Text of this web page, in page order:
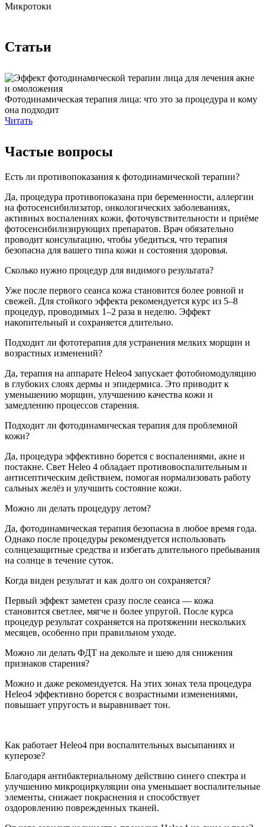
Микротоки
Статьи
Фотодинамическая терапия лица: что это за процедура и кому
она подходит
Читать
Частые вопросы
Есть ли противопоказания к фотодинамической терапии?
Да, процедура противопоказана при беременности, аллергии
на фотосенсибилизатор, онкологических заболеваниях,
активных воспалениях кожи, фоточувствительности и приёме
фотосенсибилизирующих препаратов. Врач обязательно
проводит консультацию, чтобы убедиться, что терапия
безопасна для вашего типа кожи и состояния здоровья.
Сколько нужно процедур для видимого результата?
Уже после первого сеанса кожа становится более ровной и
свежей. Для стойкого эффекта рекомендуется курс из 5–8
процедур, проводимых 1–2 раза в неделю. Эффект
накопительный и сохраняется длительно.
Подходит ли фототерапия для устранения мелких морщин и
возрастных изменений?
Да, терапия на аппарате Heleo4 запускает фотобиомодуляцию
в глубоких слоях дермы и эпидермиса. Это приводит к
уменьшению морщин, улучшению качества кожи и
замедлению процессов старения.
Подходит ли фотодинамическая терапия для проблемной
кожи?
Да, процедура эффективно борется с воспалениями, акне и
постакне. Свет Heleo 4 обладает противовоспалительным и
антисептическим действием, помогая нормализовать работу
сальных желёз и улучшить состояние кожи.
Можно ли делать процедуру летом?
Да, фотодинамическая терапия безопасна в любое время года.
Однако после процедуры рекомендуется использовать
солнцезащитные средства и избегать длительного пребывания
на солнце в течение суток.
Когда виден результат и как долго он сохраняется?
Первый эффект заметен сразу после сеанса — кожа
становится светлее, мягче и более упругой. После курса
процедур результат сохраняется на протяжении нескольких
месяцев, особенно при правильном уходе.
Можно ли делать ФДТ на декольте и шею для снижения
признаков старения?
Можно и даже рекомендуется. На этих зонах тела процедура
Heleo4 эффективно борется с возрастными изменениями,
повышает упругость и выравнивает тон.
Как работает Heleo4 при воспалительных высыпаниях и
куперозе?
Благодаря антибактериальному действию синего спектра и
улучшению микроциркуляции она уменьшает воспалительные
элементы, снижает покраснения и способствует
оздоровлению поврежденных тканей.